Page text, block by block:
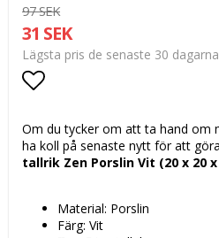
97 SEK
31 SEK
Lägsta pris de senaste 30 dagarna
Om du tycker om att ta hand om
ha koll på senaste nytt för att
tallrik Zen Porslin Vit (20 x 20 x
Material: Porslin
Färg: Vit